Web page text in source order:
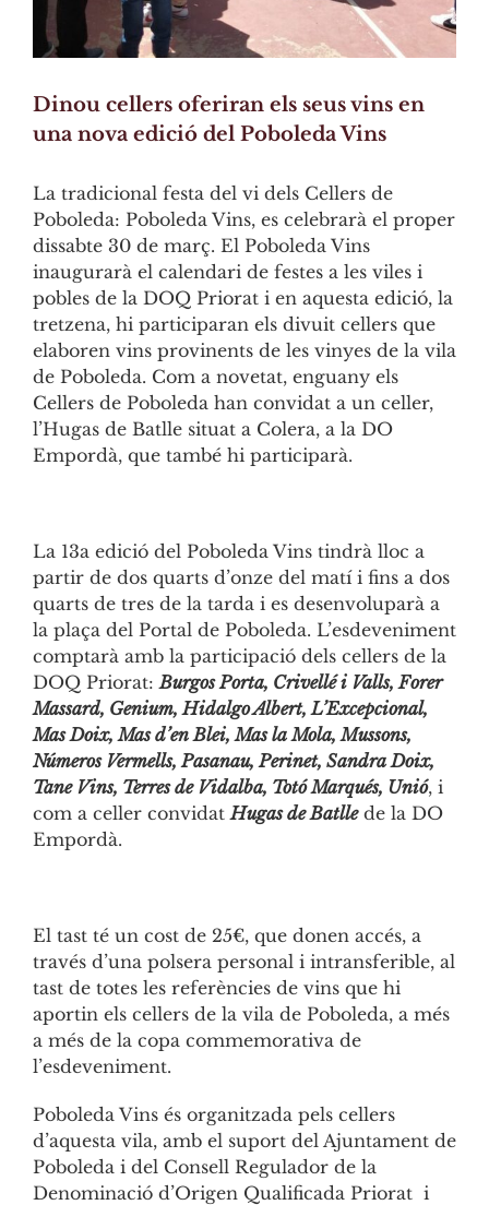
Dinou cellers oferiran els seus vins en
una nova edició del Poboleda Vins
La tradicional festa del vi dels Cellers de
Poboleda: Poboleda Vins, es celebrarà el proper
dissabte 30 de març. El Poboleda Vins
inaugurarà el calendari de festes a les viles i
pobles de la DOQ Priorat i en aquesta edició, la
tretzena, hi participaran els divuit cellers que
elaboren vins provinents de les vinyes de la vila
de Poboleda. Com a novetat, enguany els
Cellers de Poboleda han convidat a un celler,
l’Hugas de Batlle situat a Colera, a la DO
Empordà, que també hi participarà.
La 13a edició del Poboleda Vins tindrà lloc a
partir de dos quarts d’onze del matí i fins a dos
quarts de tres de la tarda i es desenvoluparà a
la plaça del Portal de Poboleda. L’esdeveniment
comptarà amb la participació dels cellers de la
DOQ Priorat:Burgos Porta, Crivellé i Valls, Forer
Massard, Genium, Hidalgo Albert, L’Excepcional,
Mas Doix, Mas d’en Blei, Mas la Mola, Mussons,
Números Vermells, Pasanau, Perinet, Sandra Doix,
Tane Vins, Terres de Vidalba, TotóMarqués, Unió, i
com a celler convidatHugas de Batllede la DO
Empordà.
El tast té un cost de 25€, que donen accés, a
través d’una polsera personal i intransferible, al
tast de totes les referències de vins que hi
aportin els cellers de la vila de Poboleda, a més
a més de la copa commemorativa de
l’esdeveniment.
Poboleda Vins és organitzada pels cellers
d’aquesta vila, amb el suport del Ajuntament de
Poboleda i del Consell Regulador de la
Denominació d’Origen Qualificada Priorat i